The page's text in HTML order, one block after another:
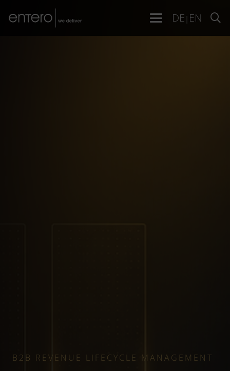
DE | EN
B2B REVENUE LIFECYCLE MANAGEMENT